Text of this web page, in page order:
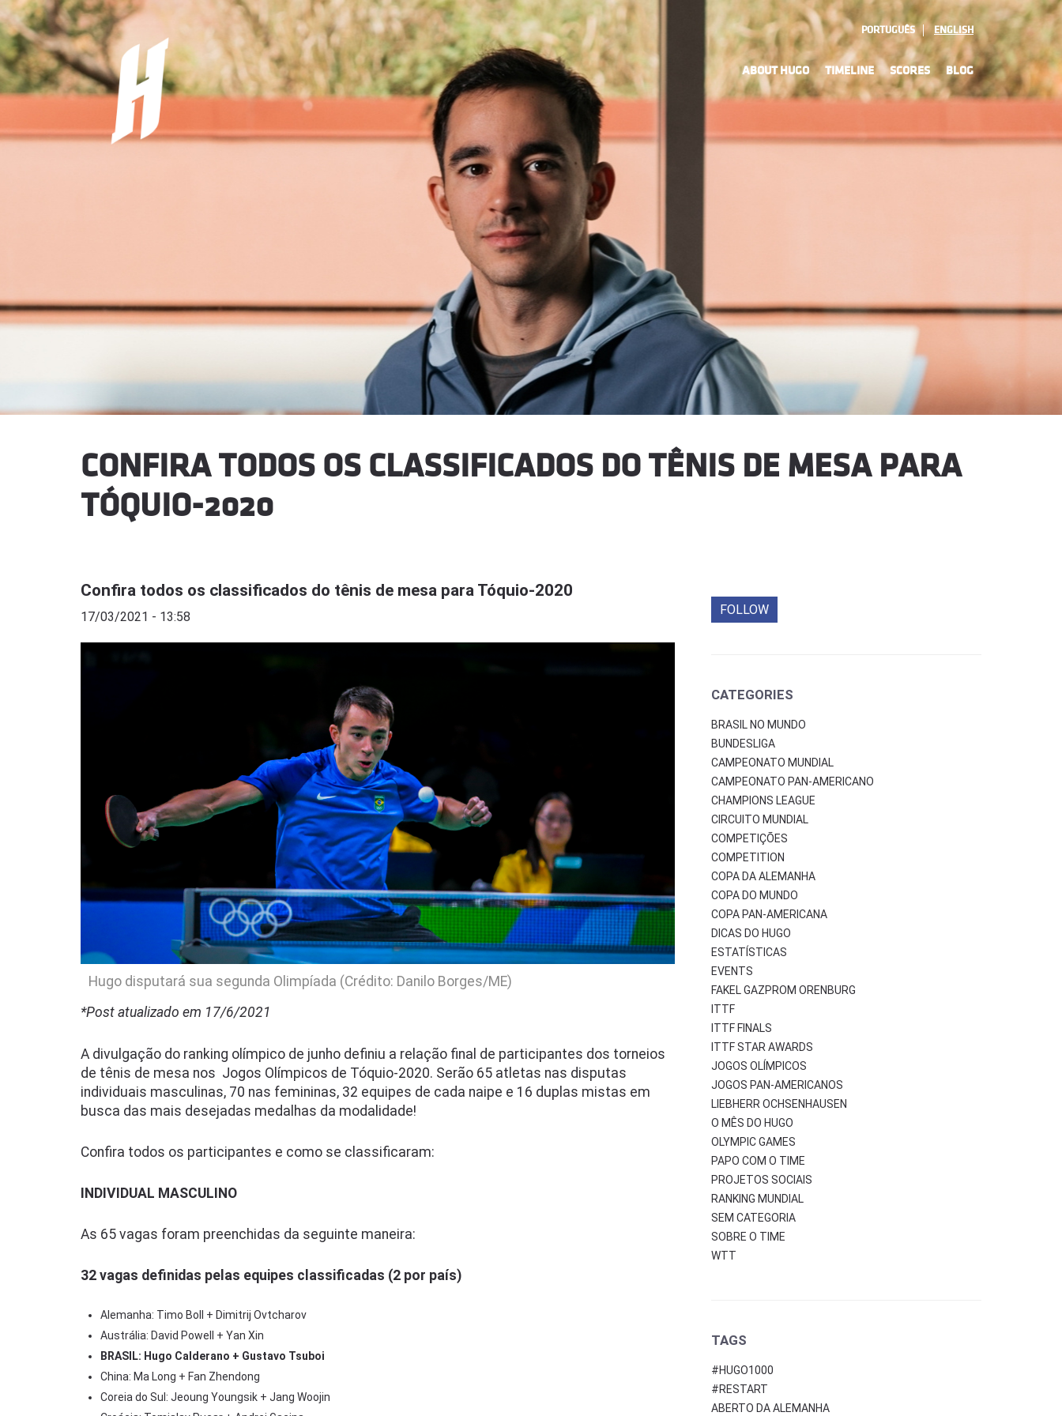
PORTUGUÊS ENGLISH
ABOUT HUGO TIMELINE SCORES BLOG
CONFIRA TODOS OS CLASSIFICADOS DO TÊNIS DE MESA PARA
TÓQUIO-2020
Confira todos os classificados do tênis de mesa para Tóquio-2020
17/03/2021 - 13:58
Hugo disputará sua segunda Olimpíada (Crédito: Danilo Borges/ME)
*Post atualizado em 17/6/2021
A divulgação do ranking olímpico de junho definiu a relação final de participantes dos torneios
de tênis de mesa nos Jogos Olímpicos de Tóquio-2020. Serão 65 atletas nas disputas
individuais masculinas, 70 nas femininas, 32 equipes de cada naipe e 16 duplas mistas em
busca das mais desejadas medalhas da modalidade!
Confira todos os participantes e como se classificaram:
INDIVIDUAL MASCULINO
As 65 vagas foram preenchidas da seguinte maneira:
32 vagas definidas pelas equipes classificadas (2 por país)
Alemanha: Timo Boll + Dimitrij Ovtcharov
Austrália: David Powell + Yan Xin
BRASIL: Hugo Calderano + Gustavo Tsuboi
China: Ma Long + Fan Zhendong
Coreia do Sul: Jeoung Youngsik + Jang Woojin
FOLLOW
CATEGORIES
BRASIL NO MUNDO
BUNDESLIGA
CAMPEONATO MUNDIAL
CAMPEONATO PAN-AMERICANO
CHAMPIONS LEAGUE
CIRCUITO MUNDIAL
COMPETIÇÕES
COMPETITION
COPA DA ALEMANHA
COPA DO MUNDO
COPA PAN-AMERICANA
DICAS DO HUGO
ESTATÍSTICAS
EVENTS
FAKEL GAZPROM ORENBURG
ITTF
ITTF FINALS
ITTF STAR AWARDS
JOGOS OLÍMPICOS
JOGOS PAN-AMERICANOS
LIEBHERR OCHSENHAUSEN
O MÊS DO HUGO
OLYMPIC GAMES
PAPO COM O TIME
PROJETOS SOCIAIS
RANKING MUNDIAL
SEM CATEGORIA
SOBRE O TIME
WTT
TAGS
#HUGO1000
#RESTART
ABERTO DA ALEMANHA